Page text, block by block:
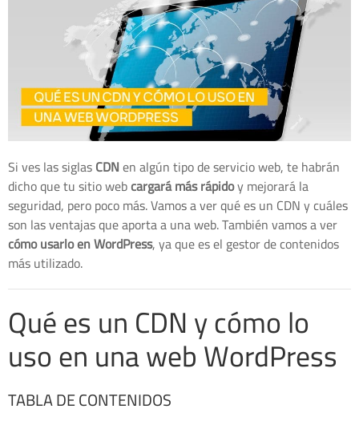
Si ves las siglasCDNen algún tipo de servicio web, te habrán
dicho que tu sitio webcargará más rápidoy mejorará la
seguridad, pero poco más. Vamos a ver qué es un CDN y cuáles
son las ventajas que aporta a una web. También vamos a ver
cómo usarlo en WordPress, ya que es el gestor de contenidos
más utilizado.
Qué es un CDN y cómo lo
uso en una web WordPress
TABLA DE CONTENIDOS